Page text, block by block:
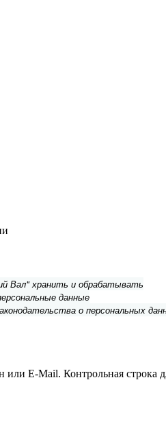
Вал" хранить и обрабатывать
данные
о персональных
или E-Mail. Контрольная строка